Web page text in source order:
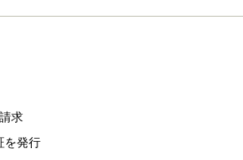
求
を発行